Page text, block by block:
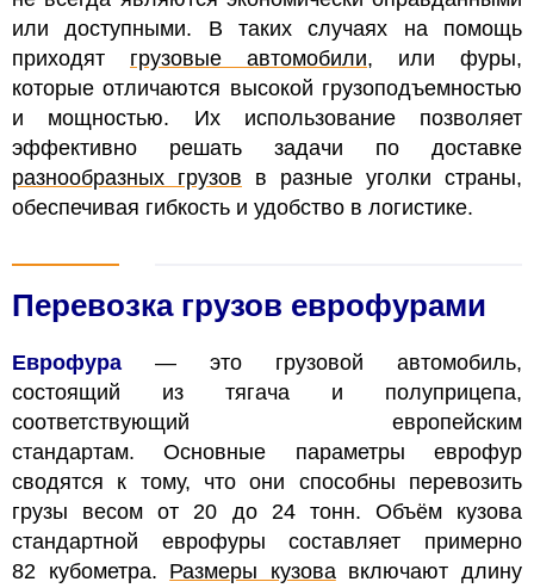
или доступными. В таких случаях на помощь
приходят грузовые автомобили, или фуры,
которые отличаются высокой грузоподъемностью
и мощностью. Их использование позволяет
эффективно решать задачи по доставке
разнообразных грузов в разные уголки страны,
обеспечивая гибкость и удобство в логистике.
Перевозка грузов еврофурами
Еврофура
— это грузовой автомобиль,
состоящий из тягача и полуприцепа,
соответствующий европейским
стандартам. Основные параметры еврофур
сводятся к тому, что они способны перевозить
грузы весом от 20 до 24 тонн. Объём кузова
стандартной еврофуры составляет примерно
82 кубометра. Размеры кузовавключают длину